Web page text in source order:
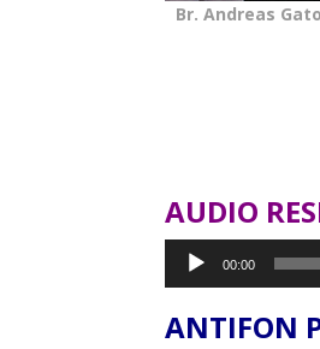
Br. Andreas
AUDIO
Pemutar
Audio
00:00
ANTIFON